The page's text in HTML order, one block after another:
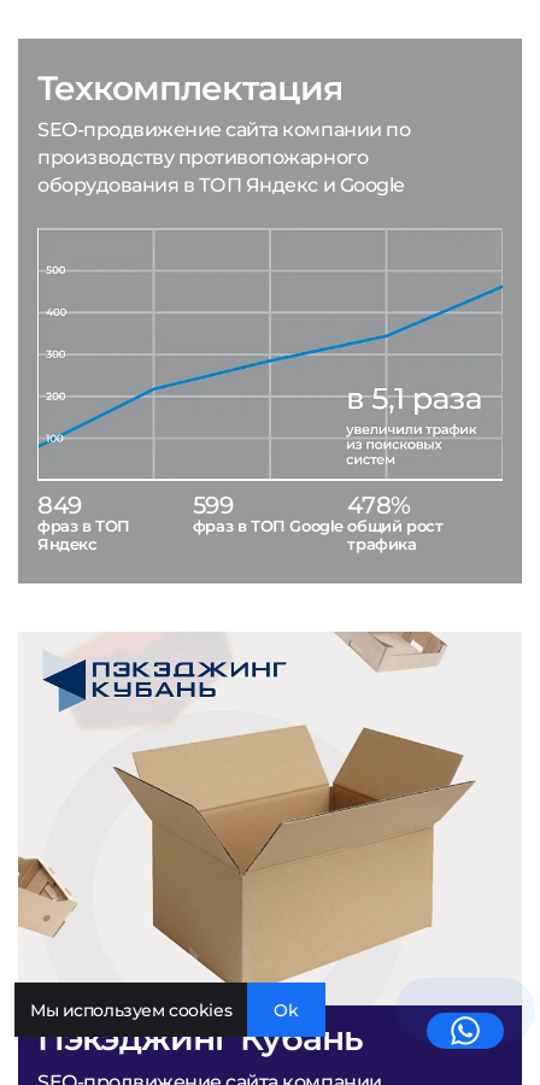
Пэкэджинг Кубань
Техкомплектация
SEO-продвижение сайта компании по
производству противопожарного
оборудования в ТОП Яндекс и Google
849
фраз в ТОП
Яндекс
599
фраз в ТОП Google
478%
общий рост
трафика
Мы используем cookies Ok